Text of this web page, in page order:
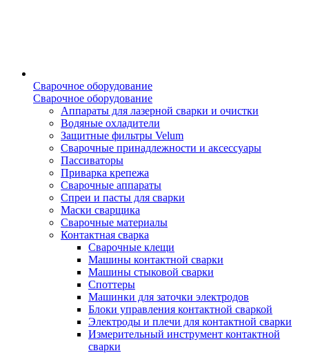
Сварочное оборудование
Сварочное оборудование
Аппараты для лазерной сварки и очистки
Водяные охладители
Защитные фильтры Velum
Сварочные принадлежности и аксессуары
Пассиваторы
Приварка крепежа
Сварочные аппараты
Спреи и пасты для сварки
Маски сварщика
Сварочные материалы
Контактная сварка
Сварочные клещи
Машины контактной сварки
Машины стыковой сварки
Споттеры
Машинки для заточки электродов
Блоки управления контактной сваркой
Электроды и плечи для контактной сварки
Измерительный инструмент контактной
сварки